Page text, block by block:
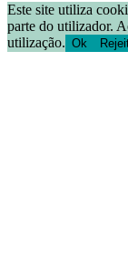
Este site utiliza
parte do utilizador.
utilização. Ok